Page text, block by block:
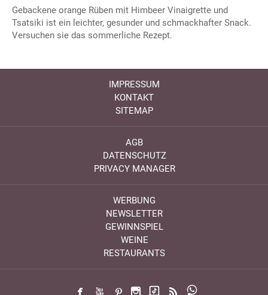
Gebackene orange Rüben mit Himbeer Vinaigrette und
Tsatsiki ist ein leichter, gesunder und schmackhafter Snack.
Versuchen sie das sommerliche Rezept.
IMPRESSUM
KONTAKT
SITEMAP
AGB
DATENSCHUTZ
PRIVACY MANAGER
WERBUNG
NEWSLETTER
GEWINNSPIEL
WEINE
RESTAURANTS